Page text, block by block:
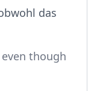
das
though